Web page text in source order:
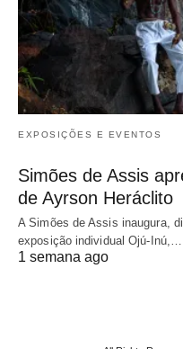
EXPOSIÇÕES E EVENTOS
Simões de Assis
de Ayrson Heráclito
A Simões de Assis inaugura,
exposição individual Ojú-Inú,…
1 semana ago